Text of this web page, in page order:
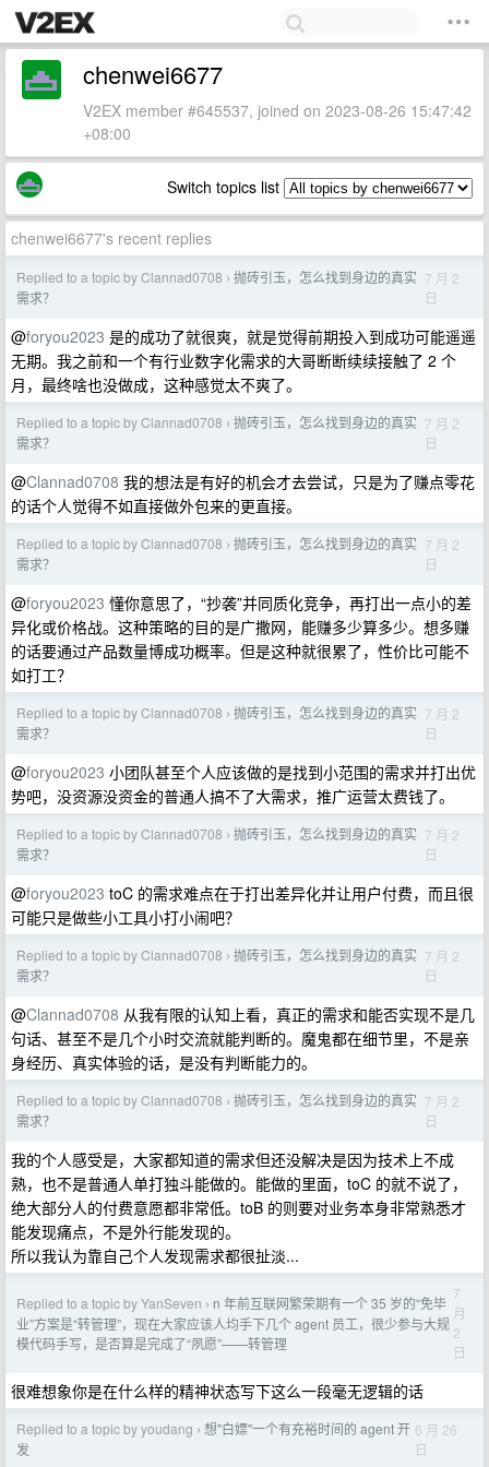
chenwei6677
V2EX member #645537, joined on 2023-08-26 15:47:42
+08:00
Switch topics list
chenwei6677's recent replies
Replied to a topic by Clannad0708 › 抛砖引玉，怎么找到身边的真实
需求？
7 月 2
日
@foryou2023 是的成功了就很爽，就是觉得前期投入到成功可能遥遥
无期。我之前和一个有行业数字化需求的大哥断断续续接触了 2 个
月，最终啥也没做成，这种感觉太不爽了。
Replied to a topic by Clannad0708 › 抛砖引玉，怎么找到身边的真实
需求？
7 月 2
日
@Clannad0708 我的想法是有好的机会才去尝试，只是为了赚点零花
的话个人觉得不如直接做外包来的更直接。
Replied to a topic by Clannad0708 › 抛砖引玉，怎么找到身边的真实
需求？
7 月 2
日
@foryou2023 懂你意思了，“抄袭”并同质化竞争，再打出一点小的差
异化或价格战。这种策略的目的是广撒网，能赚多少算多少。想多赚
的话要通过产品数量博成功概率。但是这种就很累了，性价比可能不
如打工？
Replied to a topic by Clannad0708 › 抛砖引玉，怎么找到身边的真实
需求？
7 月 2
日
@foryou2023 小团队甚至个人应该做的是找到小范围的需求并打出优
势吧，没资源没资金的普通人搞不了大需求，推广运营太费钱了。
Replied to a topic by Clannad0708 › 抛砖引玉，怎么找到身边的真实
需求？
7 月 2
日
@foryou2023 toC 的需求难点在于打出差异化并让用户付费，而且很
可能只是做些小工具小打小闹吧？
Replied to a topic by Clannad0708 › 抛砖引玉，怎么找到身边的真实
需求？
7 月 2
日
@Clannad0708 从我有限的认知上看，真正的需求和能否实现不是几
句话、甚至不是几个小时交流就能判断的。魔鬼都在细节里，不是亲
身经历、真实体验的话，是没有判断能力的。
Replied to a topic by Clannad0708 › 抛砖引玉，怎么找到身边的真实
需求？
7 月 2
日
我的个人感受是，大家都知道的需求但还没解决是因为技术上不成
熟，也不是普通人单打独斗能做的。能做的里面，toC 的就不说了，
绝大部分人的付费意愿都非常低。toB 的则要对业务本身非常熟悉才
能发现痛点，不是外行能发现的。
所以我认为靠自己个人发现需求都很扯淡...
Replied to a topic by YanSeven › n 年前互联网繁荣期有一个 35 岁的“免毕
业”方案是“转管理”，现在大家应该人均手下几个 agent 员工，很少参与大规
模代码手写，是否算是完成了“夙愿”——转管理
7
月
2
日
很难想象你是在什么样的精神状态写下这么一段毫无逻辑的话
Replied to a topic by youdang › 想"白嫖"一个有充裕时间的 agent 开
发
6 月 26
日